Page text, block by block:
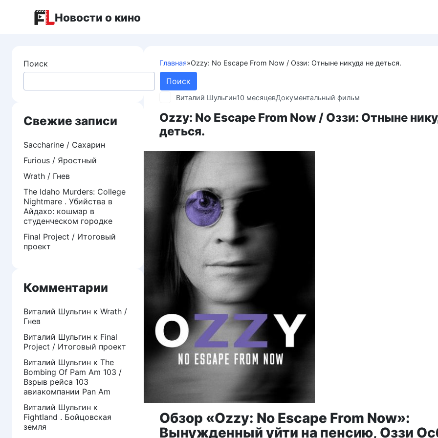
Новости о кино
Главная»Ozzy: No Escape From Now / Оззи: Отныне никуда не деться.
Виталий Шульгин10 месяцевДокументальный фильм
Ozzy: No Escape From Now / Оззи: Отныне
деться.
Обзор «Ozzy: No Escape From Now»:
Вынужденный уйти на пенсию, Оззи
Поиск
Поиск
Свежие записи
Saccharine / Сахарин
Furious / Яростный
Wrath / Гнев
The Idaho Murders: College
Nightmare . Убийства в
Айдахо: кошмар в
студенческом городке
Final Project / Итоговый
проект
Комментарии
Виталий Шульгин к Wrath /
Гнев
Виталий Шульгин к Final
Project / Итоговый проект
Виталий Шульгин к The
Bombing Of Pam Am 103 /
Взрыв рейса 103
авиакомпании Pan Am
Виталий Шульгин к
Fightland . Бойцовская
земля